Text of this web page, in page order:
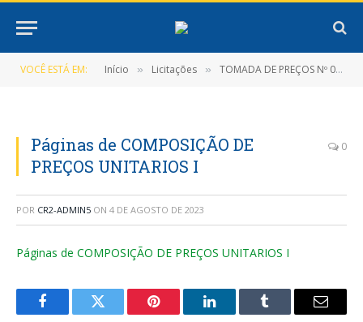
VOCÊ ESTÁ EM: Início » Licitações » TOMADA DE PREÇOS Nº 001/2022-TP-PMNT (CONTRATAÇÃO DE EMPRESA ESPECIALIZADA NA ÁREA DE CONSTRUÇÃO CIVIL PARA PRESTAÇÃO DOS SERVIÇOS DE CONSTRUÇÃO DO TERMINAL RODOVIÁRIO DE NOVA TIMBOTEUA)
Páginas de COMPOSIÇÃO DE
PREÇOS UNITARIOS I
0
POR CR2-ADMIN5 ON 4 DE AGOSTO DE 2023
Páginas de COMPOSIÇÃO DE PREÇOS UNITARIOS I
FacebookTwitter Pinterest LinkedInTumblr
E-